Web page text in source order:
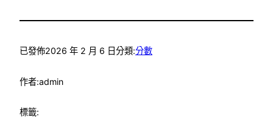
已發佈2026 年 2 月 6 日分類:分數
作者:admin
標籤: